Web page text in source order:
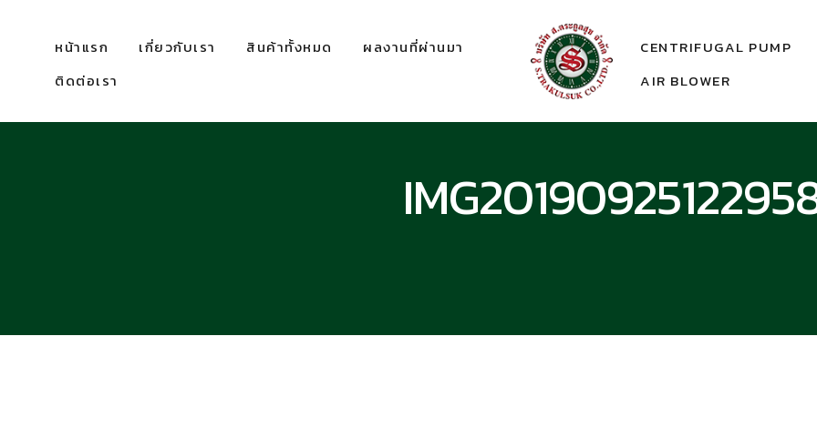
หน้าแรก เกี่ยวกับเรา สินค้าทั้งหมด
ผลงานที่ผ่านมา
ติดต่อเรา
CENTRIFUGAL PUMP
AIR BLOWER